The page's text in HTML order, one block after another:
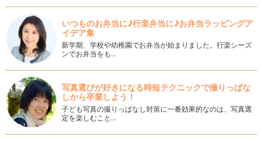
働くママの悩み⑬『子どもの寝る時間が日に日に遅くなる！』
「子どもが寝る時間がどんどん遅くなっていっている。」
「大人と同じように遅くまで起…
働くママの悩み⑫ 『幼稚園ママと保育園ママ』
ちょっと突飛なテーマかもしれませんが、案外誰しもがどこか
にもっているであろうこの区別。 …
働くママの悩み⑪『育児休職中の不安』
育児中のママは、大抵復職への不安を抱えています。 ・ 産
前産…
いつものお弁当に♪行楽弁当に♪お弁当ラッピングア
イデア集
新学期、学校や幼稚園でお弁当が始まりました。行楽シーズ
ンでお弁当をも…
写真選びが好きになる時短テクニックで撮りっぱな
しから卒業しよう！
子ども写真の撮りっぱなし対策に一番効果的なのは、写真選
定を楽しむこと…